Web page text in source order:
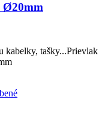
Ø20mm
kabelky, tašky...Prievlak